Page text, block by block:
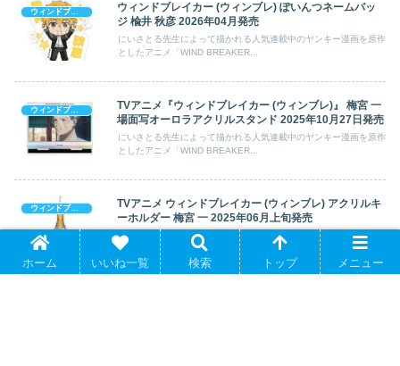
ウィンドブレイカー (ウィンブレ)
ウィンドブレイカー (ウィンブレ) ぽいんつネームバッ
ジ 楡井 秋彦 2026年04月発売
にいさとる先生によって描かれる人気連載中のヤンキー漫画を原作
としたアニメ「WIND BREAKER...
ウィンドブレイカー (ウィンブレ)
TVアニメ『ウィンドブレイカー (ウィンブレ)』 梅宮 一
場面写オーロラアクリルスタンド 2025年10月27日発売
にいさとる先生によって描かれる人気連載中のヤンキー漫画を原作
としたアニメ「WIND BREAKER...
ウィンドブレイカー (ウィンブレ) TVアニメ ウィンドブレイカー (ウィンブレ) アクリルキ
ーホルダー 梅宮 一 2025年06月上旬発売
にいさとる先生によって描かれる人気連載中のヤンキー漫画を原作
としたアニメ「WIND BREAKER...
ホーム いいね一覧 検索 トップ メニュー